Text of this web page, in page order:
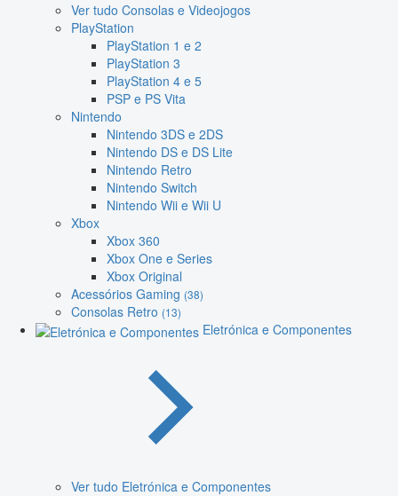
Ver tudo Consolas e Videojogos
PlayStation
PlayStation 1 e 2
PlayStation 3
PlayStation 4 e 5
PSP e PS Vita
Nintendo
Nintendo 3DS e 2DS
Nintendo DS e DS Lite
Nintendo Retro
Nintendo Switch
Nintendo Wii e Wii U
Xbox
Xbox 360
Xbox One e Series
Xbox Original
Acessórios Gaming (38)
Consolas Retro (13)
Eletrónica e Componentes
Ver tudo Eletrónica e Componentes